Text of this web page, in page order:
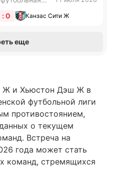
: 0 Канзас Сити Ж
еще
Ж и Хьюстон Дэш Ж в
футбольной лиги
противостоянием,
о текущем
Встреча на
года может стать
команд, стремящихся